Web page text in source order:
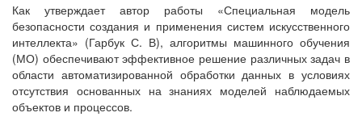
Как утверждает автор работы «Специальная модель
безопасности создания и применения систем искусственного
интеллекта» (Гарбук С. В), алгоритмы машинного обучения
(МО) обеспечивают эффективное решение различных задач в
области автоматизированной обработки данных в условиях
отсутствия основанных на знаниях моделей наблюдаемых
объектов и процессов.